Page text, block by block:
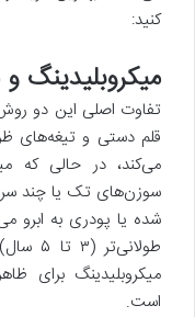
کنید:
میکروبلیدینگ
تفاوت اصلی این دو روش
قلم دستی و تیغه‌های
می‌کند، در حالی که
سوزن‌های تک یا چند سر
شده یا پودری به ابرو
میکروبلیدینگ برای
است.